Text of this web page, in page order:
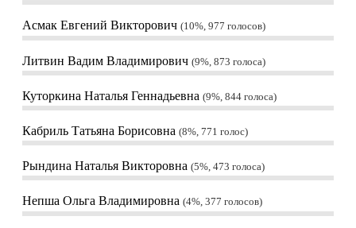
Асмак Евгений Викторович 10%, 977 голосов
Литвин Вадим Владимирович 9%, 873 голоса
Куторкина Наталья Геннадьевна 9%, 844 голоса
Кабриль Татьяна Борисовна 8%, 771 голос
Рындина Наталья Викторовна 5%, 473 голоса
Непша Ольга Владимировна 4%, 377 голосов